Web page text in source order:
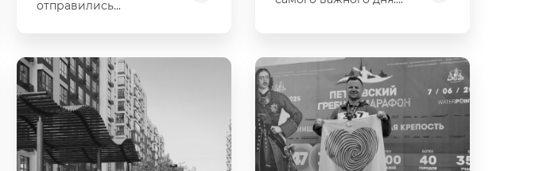
отправились...